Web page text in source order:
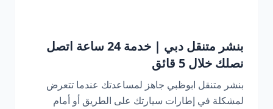
بنشر متنقل دبي | خدمة 24 ساعة اتصل
نصلك خلال 5 قائق
بنشر متنقل ابوظبي جاهز لمساعدتك عندما تتعرض
لمشكلة في إطارات سيارتك على الطريق أو أمام